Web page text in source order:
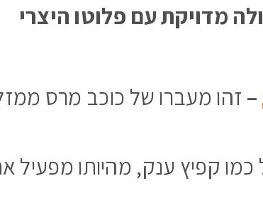
מדויקת עם פלוטו היצרי
– זהו מעברו של כוכב מרס
קפיץ ענק, מהיותו מפעיל